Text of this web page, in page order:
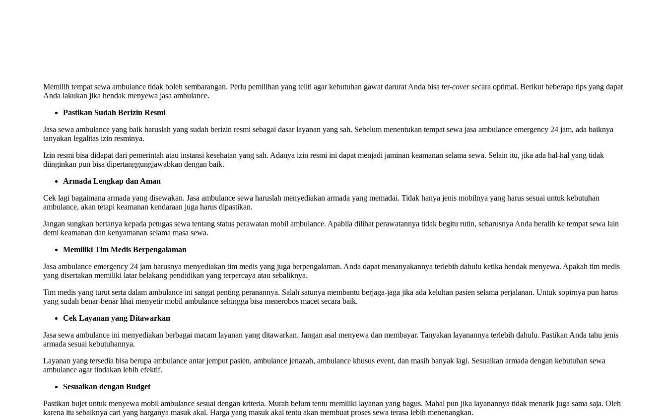
Memilih tempat sewa ambulance tidak boleh sembarangan. Perlu pemilihan yang teliti agar kebutuhan gawat darurat Anda bisa ter-coversecara optimal. Berikut beberapa tips yang dapat
Anda lakukan jika hendak menyewa jasa ambulance.
Pastikan Sudah Berizin Resmi
Jasa sewa ambulance yang baik haruslah yang sudah berizin resmi sebagai dasar layanan yang sah. Sebelum menentukan tempat sewa jasa ambulance emergency 24 jam, ada baiknya
tanyakan legalitas izin resminya.
Izin resmi bisa didapat dari pemerintah atau instansi kesehatan yang sah. Adanya izin resmi ini dapat menjadi jaminan keamanan selama sewa. Selain itu, jika ada hal-hal yang tidak
diinginkan pun bisa dipertanggungjawabkan dengan baik.
Armada Lengkap dan Aman
Cek lagi bagaimana armada yang disewakan. Jasa ambulance sewa haruslah menyediakan armada yang memadai. Tidak hanya jenis mobilnya yang harus sesuai untuk kebutuhan
ambulance, akan tetapi keamanan kendaraan juga harus dipastikan.
Jangan sungkan bertanya kepada petugas sewa tentang status perawatan mobil ambulance. Apabila dilihat perawatannya tidak begitu rutin, seharusnya Anda beralih ke tempat sewa lain
demi keamanan dan kenyamanan selama masa sewa.
Memiliki Tim Medis Berpengalaman
Jasa ambulance emergency 24 jam harusnya menyediakan tim medis yang juga berpengalaman. Anda dapat menanyakannya terlebih dahulu ketika hendak menyewa. Apakah tim medis
yang disertakan memiliki latar belakang pendidikan yang terpercaya atau sebaliknya.
Tim medis yang turut serta dalam ambulance ini sangat penting peranannya. Salah satunya membantu berjaga-jaga jika ada keluhan pasien selama perjalanan. Untuk sopirnya pun harus
yang sudah benar-benar lihai menyetir mobil ambulance sehingga bisa menerobos macet secara baik.
Cek Layanan yang Ditawarkan
Jasa sewa ambulance ini menyediakan berbagai macam layanan yang ditawarkan. Jangan asal menyewa dan membayar. Tanyakan layanannya terlebih dahulu. Pastikan Anda tahu jenis
armada sesuai kebutuhannya.
Layanan yang tersedia bisa berupa ambulance antar jemput pasien, ambulance jenazah, ambulance khusus event, dan masih banyak lagi. Sesuaikan armada dengan kebutuhan sewa
ambulance agar tindakan lebih efektif.
Sesuaikan dengan Budget
Pastikan bujet untuk menyewa mobil ambulance sesuai dengan kriteria. Murah belum tentu memiliki layanan yang bagus. Mahal pun jika layanannya tidak menarik juga sama saja. Oleh
karena itu sebaiknya cari yang harganya masuk akal. Harga yang masuk akal tentu akan membuat proses sewa terasa lebih menenangkan.